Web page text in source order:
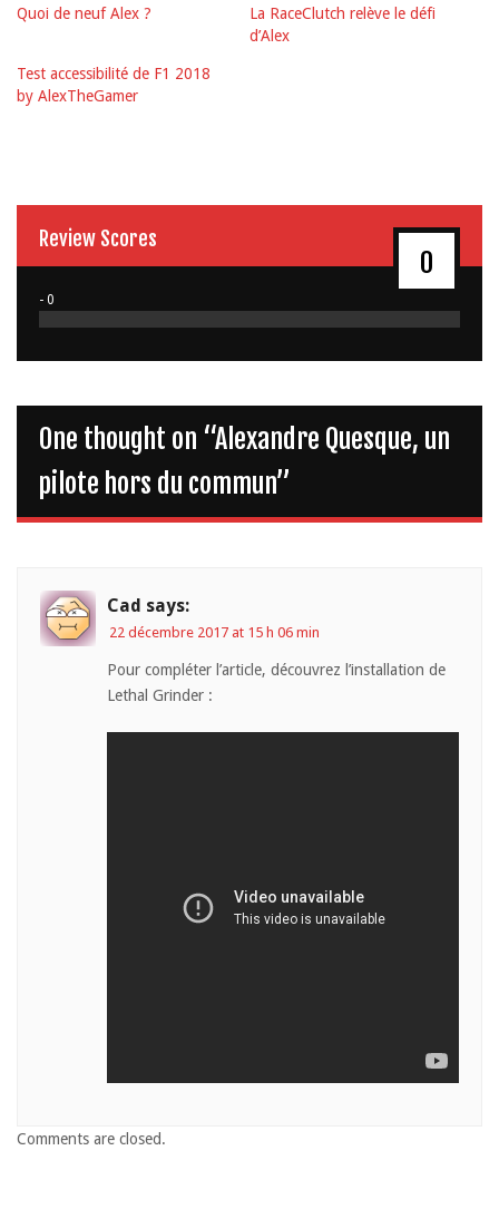
Quoi de neuf Alex ?
La RaceClutch relève le défi
d’Alex
Test accessibilité de F1 2018
by AlexTheGamer
Review Scores
0
- 0
One thought on “Alexandre Quesque, un
pilote hors du commun”
Cad says:
22 décembre 2017 at 15 h 06 min
Pour compléter l’article, découvrez l’installation de
Lethal Grinder :
Comments are closed.